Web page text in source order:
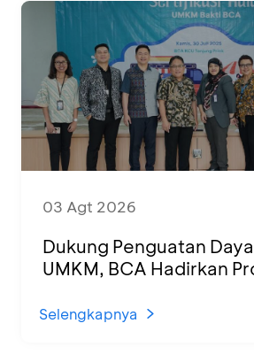
03 Agt 2026
Dukung Penguatan
UMKM, BCA Hadirkan
di KCU Tanjung Priok
Selengkapnya